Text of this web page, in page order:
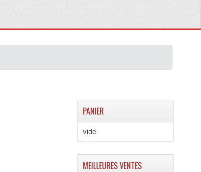
PANIER
vide
MEILLEURES VENTES